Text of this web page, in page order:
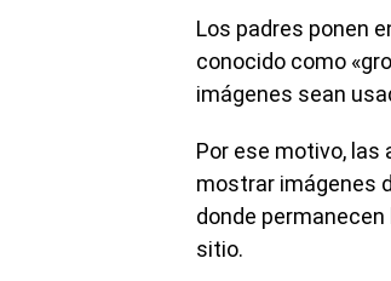
Los padres ponen
conocido como
imágenes sean
Por ese motivo,
mostrar imágenes
donde
sitio.